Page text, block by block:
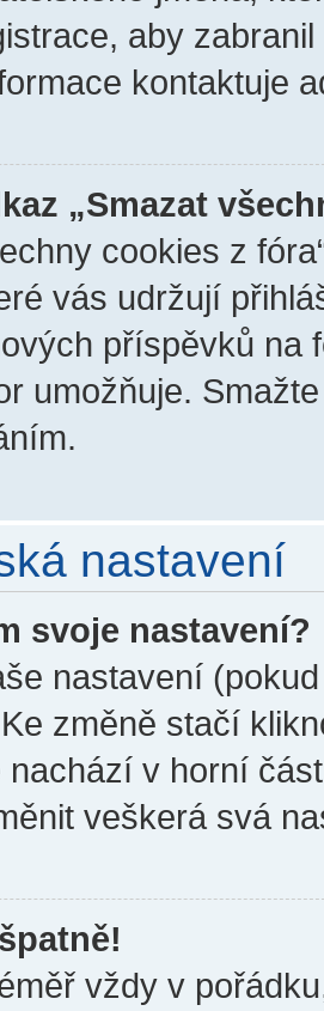
aby
kontaktuje
„Smazat
cookies z
vás udržují
příspěvků na
umožňuje.
nastavení
svoje nastavení?
nastavení
změně stačí
nachází v horní
veškerá svá
vždy v